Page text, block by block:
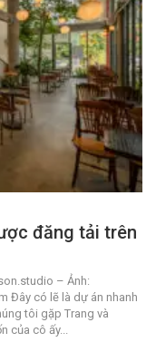
đăng tải trên
– Ảnh:
Đây có lẽ là dự án nhanh
tôi gặp Trang và
của cô ấy...